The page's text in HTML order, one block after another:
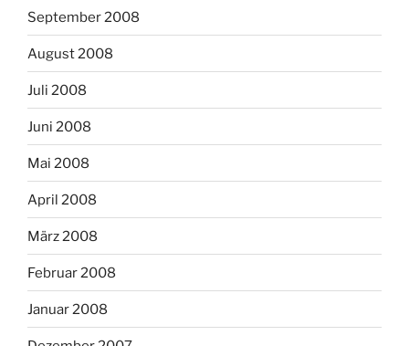
September 2008
August 2008
Juli 2008
Juni 2008
Mai 2008
April 2008
März 2008
Februar 2008
Januar 2008